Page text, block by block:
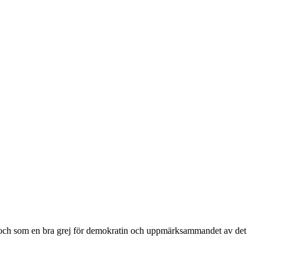
som en bra grej för demokratin och uppmärksammandet av det